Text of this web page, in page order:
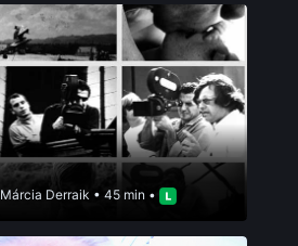
Márcia Derraik • 45 min •